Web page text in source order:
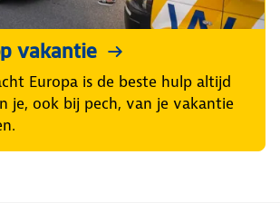
vakantie
Europa is de beste hulp altijd
je, ook bij pech, van je vakantie